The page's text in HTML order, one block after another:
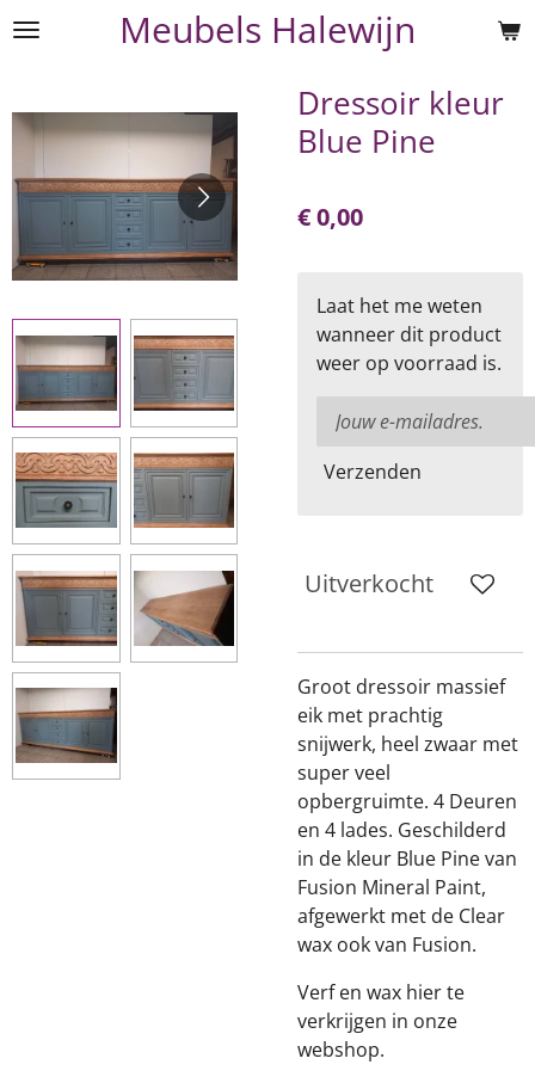
Ga
de
hoofdinhoud
Meubels Halewijn
Dressoir kleur
Blue Pine
€ 0,00
Laat het me weten
wanneer dit product
weer op voorraad is.
Verzenden
Uitverkocht
Groot dressoir massief
eik met prachtig
snijwerk, heel zwaar met
super veel
opbergruimte. 4 Deuren
en 4 lades. Geschilderd
in de kleur Blue Pine van
Fusion Mineral Paint,
afgewerkt met de Clear
wax ook van Fusion.
Verf en wax hier te
verkrijgen in onze
webshop.